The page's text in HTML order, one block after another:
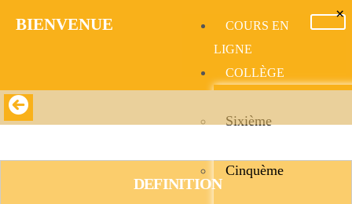
BIENVENUE​
COURS EN
LIGNE
COLLÈGE
Sixième
Cinquème
DEFINITION
×